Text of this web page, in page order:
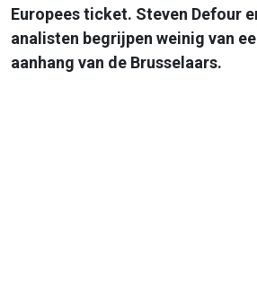
Europees ticket. Steven Defour
analisten begrijpen weinig van
aanhang van de Brusselaars.